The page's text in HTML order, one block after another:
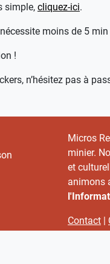
simple, cliquez-ici.
moins de 5
!
n’hésitez pas à
Micros
minier.
et
animons
Contact |